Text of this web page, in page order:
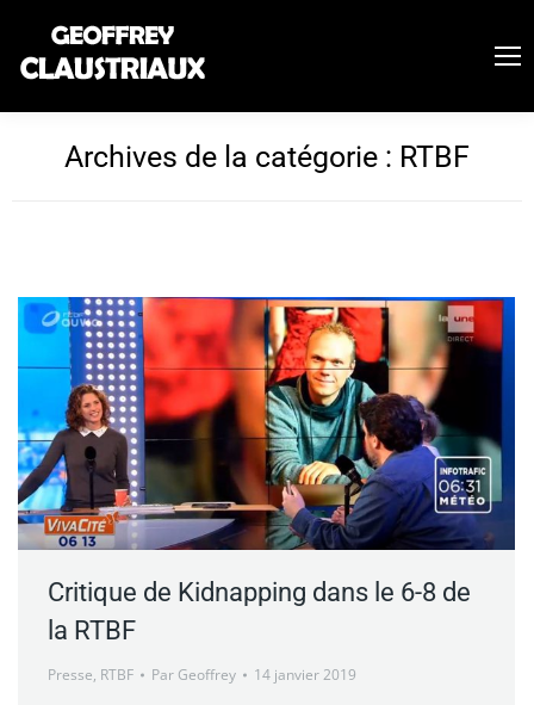
Archives de la catégorie : RTBF
Critique de Kidnapping dans le 6-8 de
la RTBF
Presse, RTBF Par Geoffrey 14 janvier 2019